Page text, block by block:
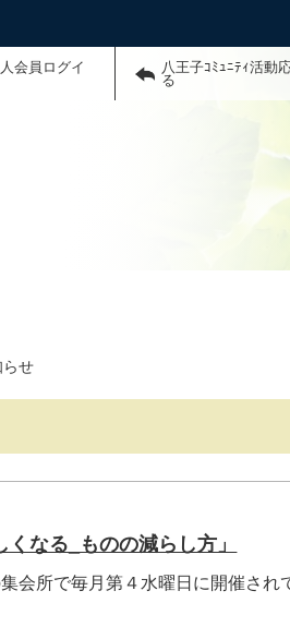
会員ログイ
八王子ｺﾐｭﾆﾃｨ活動
る
らせ
なる_ものの減らし方」
会所で毎月第４水曜日に開催され